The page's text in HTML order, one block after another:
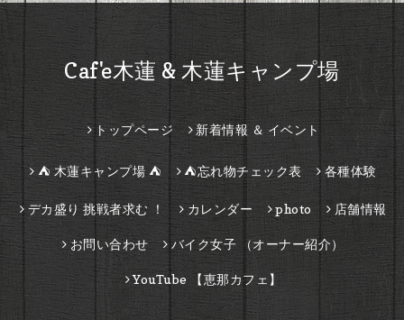
Caf'e木蓮 & 木蓮キャンプ場
トップページ 新着情報 ＆ イベント
⛺ 木蓮キャンプ場 ⛺ ⛺忘れ物チェック表 各種体験
デカ盛り 挑戦者求む ！ カレンダー photo 店舗情報
お問い合わせ バイク女子 （オーナー紹介）
YouTube 【恵那カフェ】